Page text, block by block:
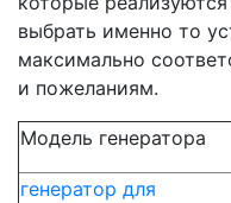
выбрать именно то
максимально
и пожеланиям.
Модель генератора
генератор для